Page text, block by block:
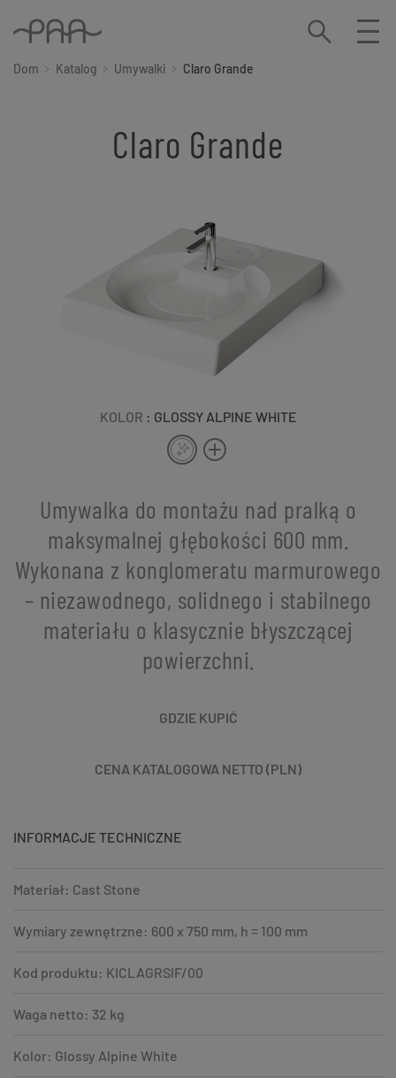
Dom Katalog Umywalki Claro Grande
Claro Grande
KOLOR : GLOSSY ALPINE WHITE
Umywalka do montażu nad pralką o
maksymalnej głębokości 600 mm.
Wykonana z konglomeratu marmurowego
– niezawodnego, solidnego i stabilnego
materiału o klasycznie błyszczącej
powierzchni.
GDZIE KUPIĆ
CENA KATALOGOWA NETTO (PLN)
INFORMACJE TECHNICZNE
Materiał: Cast Stone
Wymiary zewnętrzne: 600 x 750 mm, h = 100 mm
Kod produktu: KICLAGRSIF/00
Waga netto: 32 kg
Kolor: Glossy Alpine White